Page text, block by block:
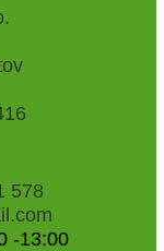
578
-13:00